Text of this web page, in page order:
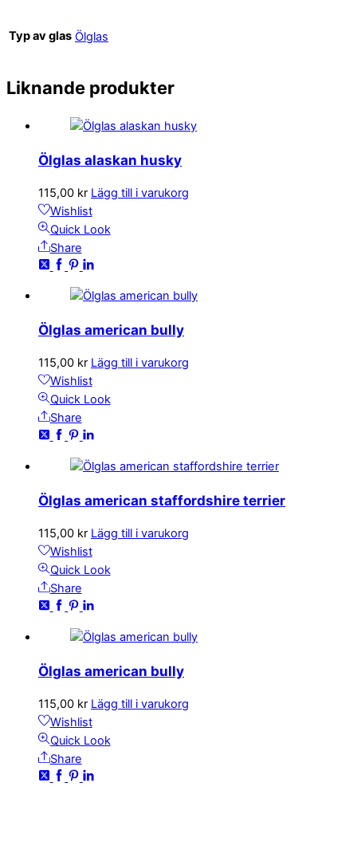
Typ av glas Ölglas
Liknande produkter
Ölglas alaskan husky
115,00 kr Lägg till i varukorg
Wishlist
Quick Look
Share
Ölglas american bully
115,00 kr Lägg till i varukorg
Wishlist
Quick Look
Share
Ölglas american staffordshire terrier
115,00 kr Lägg till i varukorg
Wishlist
Quick Look
Share
Ölglas american bully
115,00 kr Lägg till i varukorg
Wishlist
Quick Look
Share